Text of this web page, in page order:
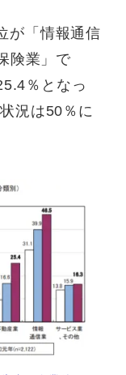
が「情報通信
険業」で
％となっ
況は50％に